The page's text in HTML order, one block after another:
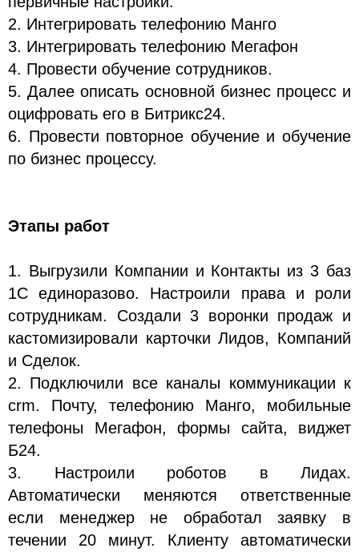
2. Интегрировать телефонию Манго
3. Интегрировать телефонию Мегафон
4. Провести обучение сотрудников.
5. Далее описать основной бизнес процесс и
оцифровать его в Битрикс24.
6. Провести повторное обучение и обучение
по бизнес процессу.
Этапы работ
1. Выгрузили Компании и Контакты из 3 баз
1С единоразово. Настроили права и роли
сотрудникам. Создали 3 воронки продаж и
кастомизировали карточки Лидов, Компаний
и Сделок.
2. Подключили все каналы коммуникации к
crm. Почту, телефонию Манго, мобильные
телефоны Мегафон, формы сайта, виджет
Б24.
3. Настроили роботов в Лидах.
Автоматически меняются ответственные
если менеджер не обработал заявку в
течении 20 минут. Клиенту автоматически